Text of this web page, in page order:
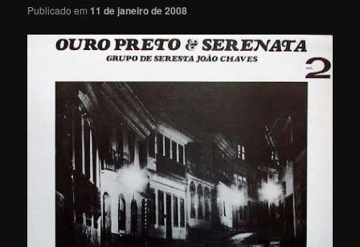
Publicado em11 de janeiro de 2008